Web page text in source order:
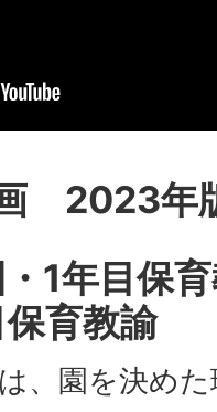
2023年
1年目保
育教諭
、園を決め